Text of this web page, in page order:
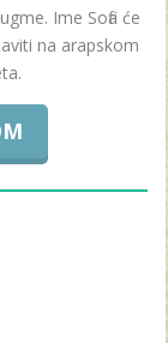
Ime Sofia će
na arapskom